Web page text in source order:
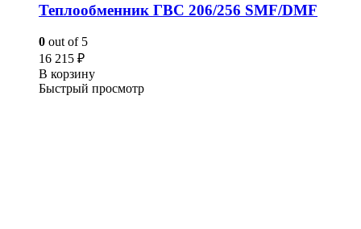
Теплообменник ГВС 206/256 SMF/DMF
0 out of 5
16 215 ₽
В корзину
Быстрый просмотр